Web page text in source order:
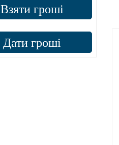
Взяти гроші
Дати гроші